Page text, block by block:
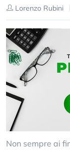
Lorenzo Rubini
Non sempre ai